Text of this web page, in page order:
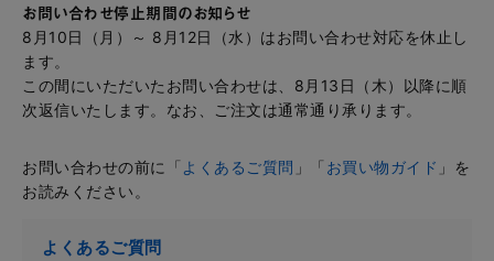
お問い合わせ停止期間のお知らせ
8月10日（月）～ 8月12日（水）はお問い合わせ対応を休止し
ます。
この間にいただいたお問い合わせは、8月13日（木）以降に順
次返信いたします。なお、ご注文は通常通り承ります。
お問い合わせの前に「よくあるご質問 」「お買い物ガイド 」を
お読みください。
よくあるご質問